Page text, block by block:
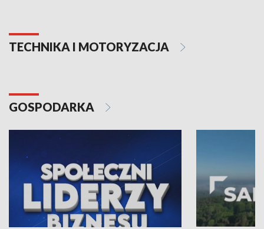
TECHNIKA I MOTORYZACJA
GOSPODARKA